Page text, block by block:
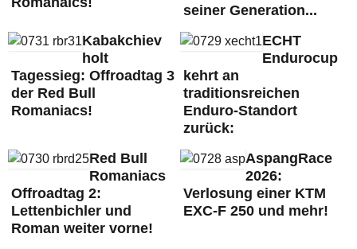
seiner Generation...
Kabakchiev
holt
Tagessieg: Offroadtag 3
der Red Bull
Romaniacs!
ECHT
Endurocup
kehrt an
traditionsreichen
Enduro-Standort
zurück:
Red Bull
Romaniacs
Offroadtag 2:
Lettenbichler und
Roman weiter vorne!
AspangRace
2026:
Verlosung einer KTM
EXC-F 250 und mehr!